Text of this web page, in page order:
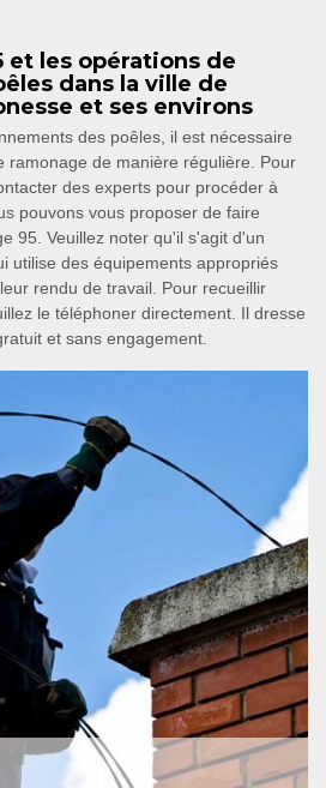
et les opérations de
dans la ville de
et ses environs
des poêles, il est nécessaire
ramonage de manière régulière. Pour
des experts pour procéder à
pouvons vous proposer de faire
95. Veuillez noter qu'il s'agit d'un
utilise des équipements appropriés
rendu de travail. Pour recueillir
le téléphoner directement. Il dresse
et sans engagement.